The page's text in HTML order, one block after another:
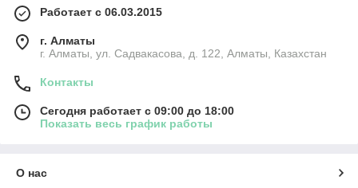
Работает с 06.03.2015
г. Алматы
г. Алматы, ул. Садвакасова, д. 122, Алматы, Казахстан
Контакты
Сегодня работает с 09:00 до 18:00
Показать весь график работы
О нас